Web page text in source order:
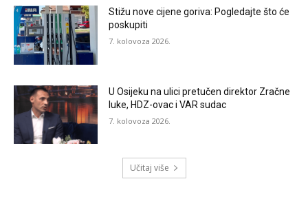
Stižu nove cijene goriva: Pogledajte što će
poskupiti
7. kolovoza 2026.
U Osijeku na ulici pretučen direktor Zračne
luke, HDZ-ovac i VAR sudac
7. kolovoza 2026.
Učitaj više